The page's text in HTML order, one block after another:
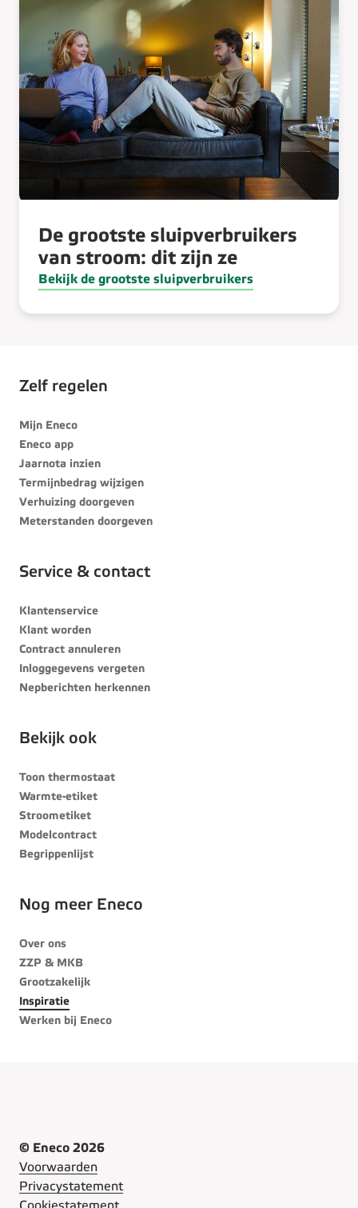
De grootste sluipverbruikers
van stroom: dit zijn ze
Bekijk de grootste sluipverbruikers
Zelf regelen
Mijn Eneco
Eneco app
Jaarnota inzien
Termijnbedrag wijzigen
Verhuizing doorgeven
Meterstanden doorgeven
Service & contact
Klantenservice
Klant worden
Contract annuleren
Inloggegevens vergeten
Nepberichten herkennen
Bekijk ook
Toon thermostaat
Warmte-etiket
Stroometiket
Modelcontract
Begrippenlijst
Nog meer Eneco
Over ons
ZZP & MKB
Grootzakelijk
Inspiratie
Werken bij Eneco
© Eneco 2026
Voorwaarden
Privacystatement